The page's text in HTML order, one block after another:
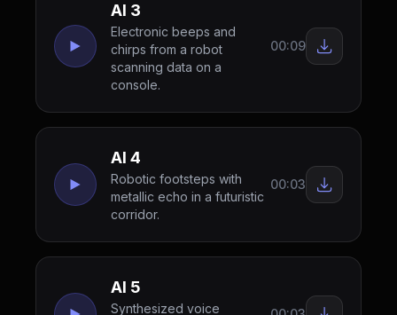
AI 3
Electronic beeps and
chirps from a robot
scanning data on a
console.
00:09
AI 4
Robotic footsteps with
metallic echo in a futuristic
corridor.
00:03
AI 5
Synthesized voice